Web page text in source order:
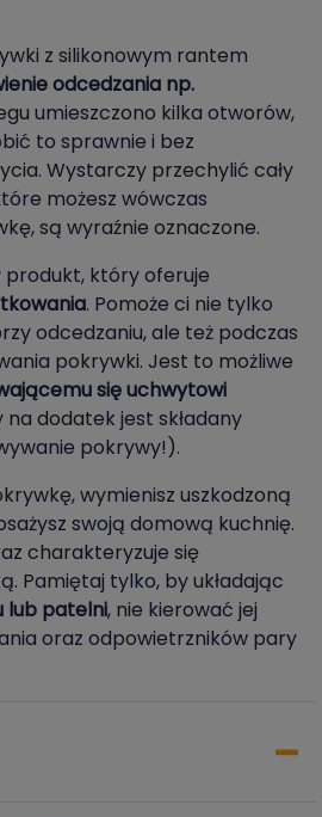
z silikonowym rantem
odcedzania np.
umieszczono kilka otworów,
to sprawnie i bez
Wystarczy przechylić cały
możesz wówczas
są wyraźnie oznaczone.
który oferuje
. Pomoże ci nie tylko
odcedzaniu, ale też podczas
pokrywki. Jest to możliwe
się uchwytowi
dodatek jest składany
pokrywy!).
wymienisz uszkodzoną
swoją domową kuchnię.
charakteryzuje się
Pamiętaj tylko, by układając
lub patelni, nie kierować jej
oraz odpowietrzników pary